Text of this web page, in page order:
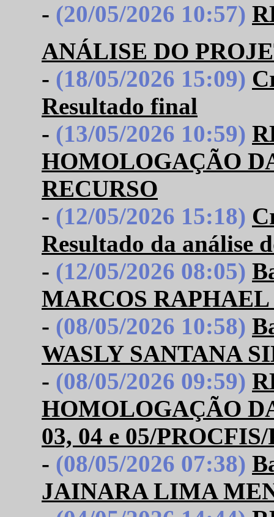
- (20/05/2026 10:57)
ANÁLISE DO
- (18/05/2026 15:09)
Resultado final
- (13/05/2026 10:59)
HOMOLOGAÇÃO
RECURSO
- (12/05/2026 15:18)
Resultado da análise
- (12/05/2026 08:05)
MARCOS
- (08/05/2026 10:58)
WASLY SANTANA
- (08/05/2026 09:59)
HOMOLOGAÇÃO
03, 04 e 05/
- (08/05/2026 07:38)
JAINARA LIMA